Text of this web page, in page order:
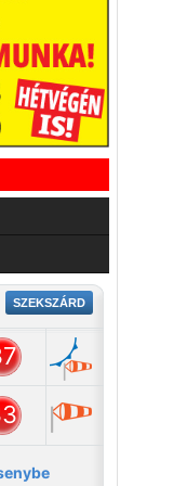
nagyon
kihívást